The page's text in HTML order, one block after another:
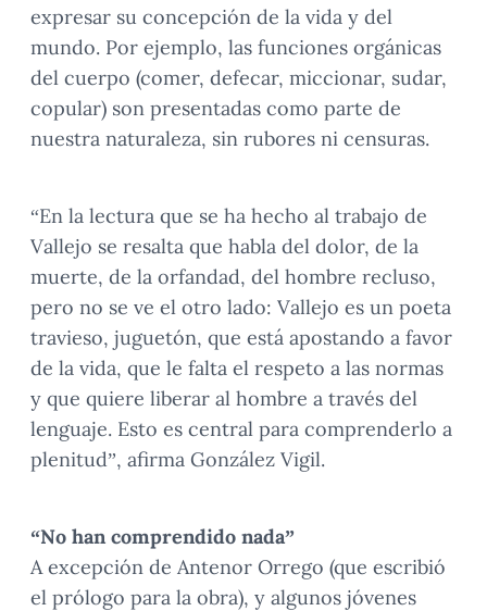
expresar su concepción de la vida y del
mundo. Por ejemplo, las funciones orgánicas
del cuerpo (comer, defecar, miccionar, sudar,
copular) son presentadas como parte de
nuestra naturaleza, sin rubores ni censuras.
“En la lectura que se ha hecho al trabajo de
Vallejo se resalta que habla del dolor, de la
muerte, de la orfandad, del hombre recluso,
pero no se ve el otro lado: Vallejo es un poeta
travieso, juguetón, que está apostando a favor
de la vida, que le falta el respeto a las normas
y que quiere liberar al hombre a través del
lenguaje. Esto es central para comprenderlo a
plenitud”, afirma González Vigil.
“No han comprendido nada”
A excepción de Antenor Orrego (que escribió
el prólogo para la obra), y algunos jóvenes